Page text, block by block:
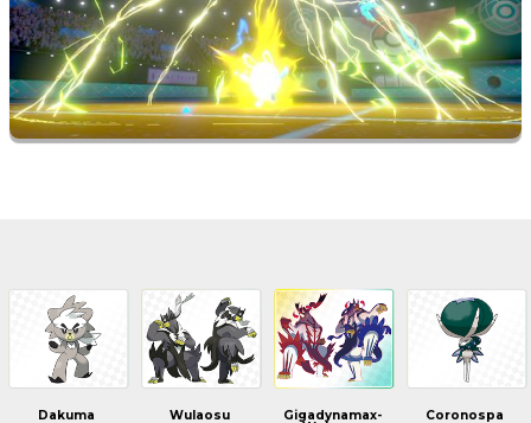
Dakuma Wulaosu Gigadynamax- Coronospa